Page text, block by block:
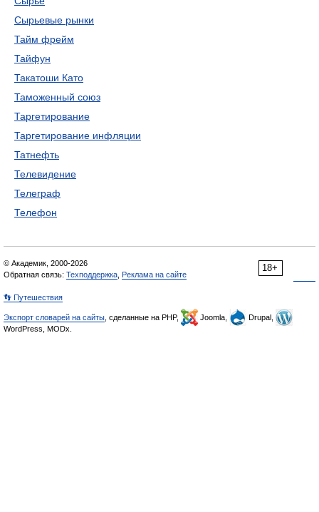
Сырьевые рынки
Тайм фрейм
Тайфун
Такатоши Като
Таможенный союз
Таргетирование
Таргетирование инфляции
Татнефть
Телевидение
Телеграф
Телефон
18+
© Академик, 2000-2026
Обратная связь: Техподдержка Реклама на сайте
👣 Путешествия
Экспорт словарей на сайты , сделанные на PHP, Joomla,
Drupal,
WordPress, MODx.